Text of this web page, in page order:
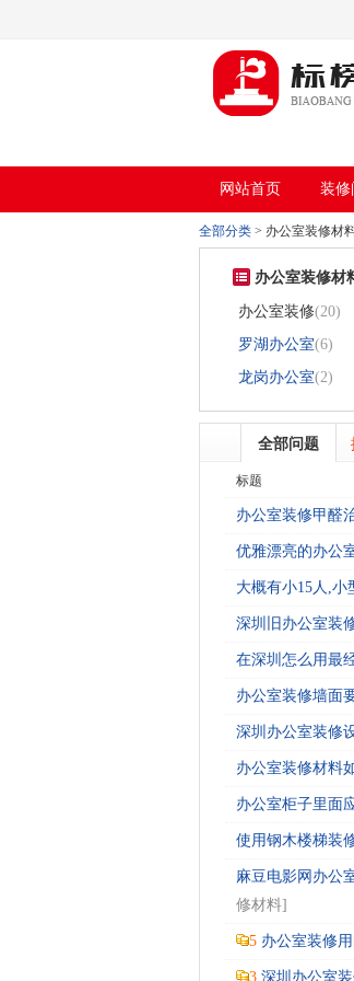
麻豆电影网,91精品麻豆视频
网站首页 装修
全部分类 > 办公室装修材
办公室装修材
办公室装修(20)
罗湖办公室(6)
龙岗办公室(2)
全部问题
标题
办公室装修甲醛治
优雅漂亮的办公
大概有小15人,小
深圳旧办公室装
在深圳怎么用最经
办公室装修墙面
深圳办公室装修
办公室装修材料如
办公室柜子里面应
使用钢木楼梯装修有
麻豆电影网办公
修材料]
5 办公室装修用
3 深圳办公室装